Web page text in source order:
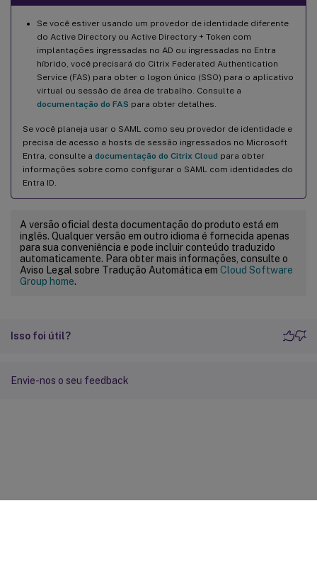
Se você estiver usando um provedor de identidade diferente
do Active Directory ou Active Directory + Token com
implantações ingressadas no AD ou ingressadas no Entra
híbrido, você precisará do Citrix Federated Authentication
Service (FAS) para obter o logon único (SSO) para o aplicativo
virtual ou sessão de área de trabalho. Consulte a
documentação do FAS para obter detalhes.
Se você planeja usar o SAML como seu provedor de identidade e
precisa de acesso a hosts de sessão ingressados no Microsoft
Entra, consulte a documentação do Citrix Cloud para obter
informações sobre como configurar o SAML com identidades do
Entra ID.
A versão oficial desta documentação do produto está em
inglês. Qualquer versão em outro idioma é fornecida apenas
para sua conveniência e pode incluir conteúdo traduzido
automaticamente. Para obter mais informações, consulte o
Aviso Legal sobre Tradução Automática em Cloud Software
Group home.
Isso foi útil?
Envie-nos o seu feedback